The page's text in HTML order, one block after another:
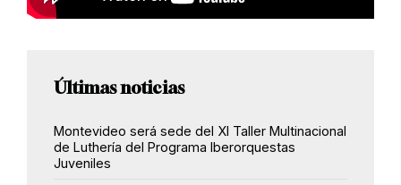
Últimas noticias
Montevideo será sede del XI Taller Multinacional
de Luthería del Programa Iberorquestas
Juveniles